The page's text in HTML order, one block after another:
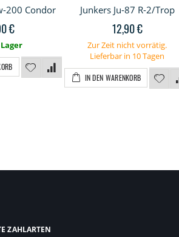
200 Condor
€
Junkers Ju-87 R-2/Trop
12,90 €
Zur Zeit nicht vorrätig.
Lieferbar in 10 Tagen
IN DEN WARENKORB
ZAHLARTEN